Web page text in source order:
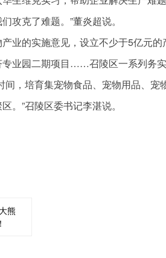
攻克了难题。”董炎超说。
业的实施意见，设立不少于5亿元
业园二期项目……召陵区一系列务
间，培育集宠物食品、宠物用品、
。”召陵区委书记李湛说。
熊